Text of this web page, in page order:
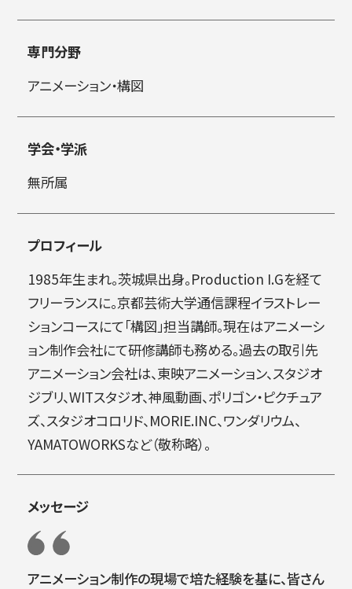
通信教育部
藝術学舎（公開講座）
専門分野
アニメーション・構図
学会・学派
無所属
プロフィール
1985年生まれ。茨城県出身。Production I.Gを経て
フリーランスに。京都芸術大学通信課程イラストレー
ションコースにて「構図」担当講師。現在はアニメーシ
ョン制作会社にて研修講師も務める。過去の取引先
アニメーション会社は、東映アニメーション、スタジオ
ジブリ、WITスタジオ、神風動画、ポリゴン・ピクチュア
ズ、スタジオコロリド、MORIE.INC、ワンダリウム、
YAMATOWORKSなど（敬称略）。
メッセージ
アニメーション制作の現場で培た経験を基に、皆さん